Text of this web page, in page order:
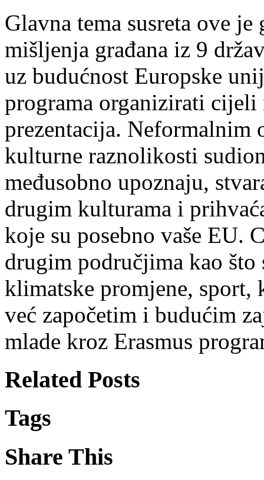
Glavna tema susreta ove
mišljenja građana iz 9
uz budućnost Europske
programa organizirati
prezentacija.
kulturne raznolikosti
međusobno upoznaju,
drugim kulturama i
koje su posebno vaše EU.
drugim područjima kao što
klimatske promjene, sport,
već započetim i budućim
mlade kroz Erasmus
Related Posts
Tags
Share This